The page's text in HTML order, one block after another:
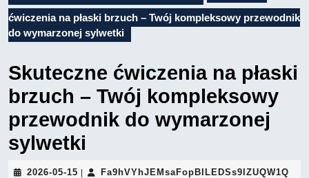
ćwiczenia na płaski brzuch – Twój kompleksowy przewodnik
do wymarzonej sylwetki
Skuteczne ćwiczenia na płaski
brzuch – Twój kompleksowy
przewodnik do wymarzonej
sylwetki
2026-05-15 2026-Fa9hVYhJEMsaFopBILEDSs9IZUQW1Q